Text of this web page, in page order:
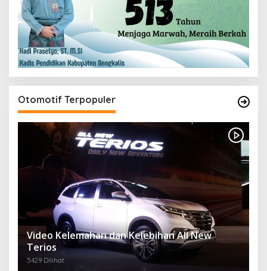
Otomotif Terpopuler
Video Kelemahan dan Kelebihan All New
Terios
5429 Dilihat